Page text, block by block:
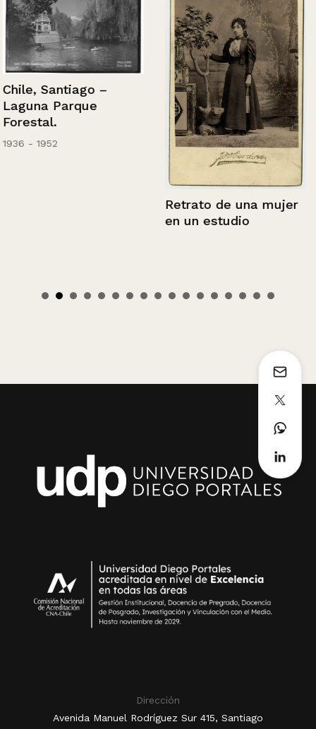
Chile, Santiago –
Laguna Parque
Forestal.
1936 - 1952
Retrato de una mujer
en un estudio
Dirección
Avenida Manuel Rodríguez Sur 415, Santiago